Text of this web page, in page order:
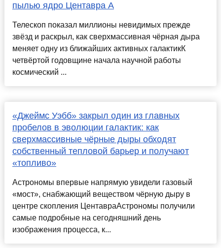
пылью ядро Центавра A
Телескоп показал миллионы невидимых прежде
звёзд и раскрыл, как сверхмассивная чёрная дыра
меняет одну из ближайших активных галактикК
четвёртой годовщине начала научной работы
космический ...
«Джеймс Уэбб» закрыл один из главных
пробелов в эволюции галактик: как
сверхмассивные чёрные дыры обходят
собственный тепловой барьер и получают
«топливо»
Астрономы впервые напрямую увидели газовый
«мост», снабжающий веществом чёрную дыру в
центре скопления ЦентавраАстрономы получили
самые подробные на сегодняшний день
изображения процесса, к...